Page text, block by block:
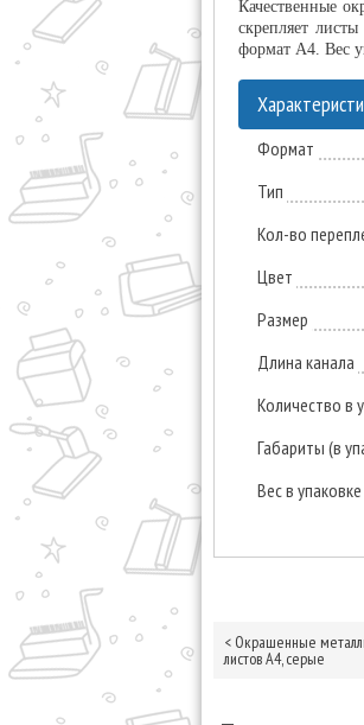
Качественные
скрепляет
формат А4. Вес
Формат
Тип
Кол-во
Цвет
Размер
Длина канала
Количество в
Габариты (в
Вес в упаковке
< Окрашенные
листов А4, серые